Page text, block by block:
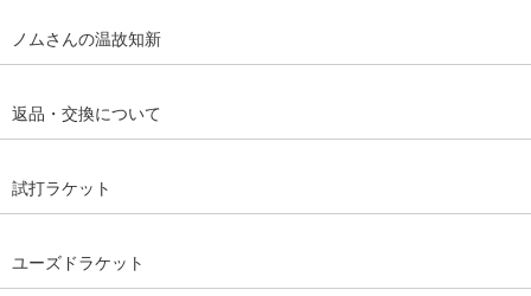
ノムさんの温故知新
返品・交換について
試打ラケット
ユーズドラケット